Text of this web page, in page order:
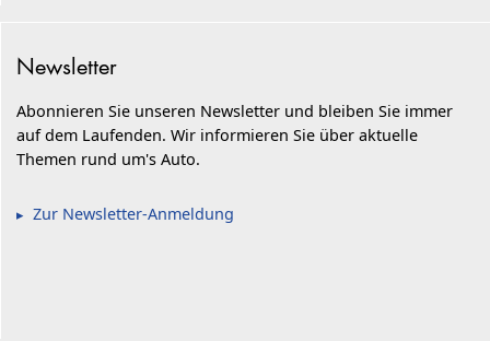
Newsletter
Abonnieren Sie unseren Newsletter und bleiben Sie immer
auf dem Laufenden. Wir informieren Sie über aktuelle
Themen rund um's Auto.
Zur Newsletter-Anmeldung